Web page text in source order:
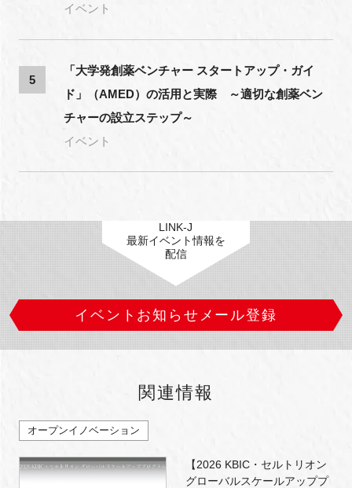
イベント
5
「大学発創薬ベンチャー スタートアップ・ガイ
ド」（AMED）の活用と実際 ～適切な創薬ベン
チャーの設立ステップ～
イベント
LINK-J
最新イベント情報を
配信
イベントお知らせメール登録
関連情報
オープンイノベーション
【2026 KBIC・セルトリオン
グローバルスケールアッププ